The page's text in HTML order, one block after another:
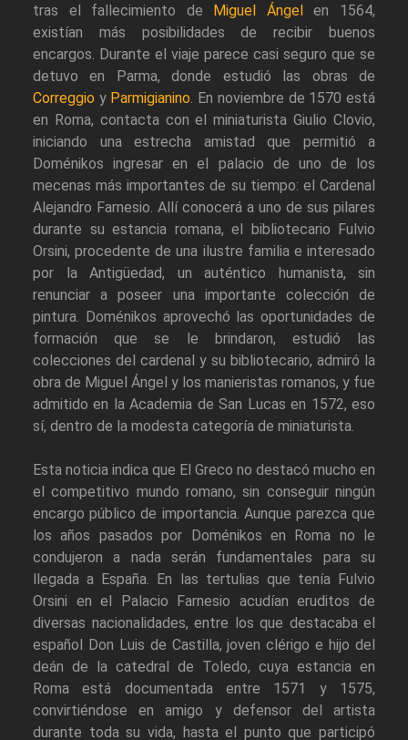
tras el fallecimiento de Miguel Ángelen 1564,
existían más posibilidades de recibir buenos
encargos. Durante el viaje parece casi seguro que se
detuvo en Parma, donde estudió las obras de
Correggio y Parmigianino. En noviembre de 1570 está
en Roma, contacta con el miniaturista Giulio Clovio,
iniciando una estrecha amistad que permitió a
Doménikos ingresar en el palacio de uno de los
mecenas más importantes de su tiempo: el Cardenal
Alejandro Farnesio. Allí conocerá a uno de sus pilares
durante su estancia romana, el bibliotecario Fulvio
Orsini, procedente de una ilustre familia e interesado
por la Antigüedad, un auténtico humanista, sin
renunciar a poseer una importante colección de
pintura. Doménikos aprovechó las oportunidades de
formación que se le brindaron, estudió las
colecciones del cardenal y su bibliotecario, admiró la
obra de Miguel Ángel y los manieristas romanos, y fue
admitido en la Academia de San Lucas en 1572, eso
sí, dentro de la modesta categoría de miniaturista.
Esta noticia indica que El Greco no destacó mucho en
el competitivo mundo romano, sin conseguir ningún
encargo público de importancia. Aunque parezca que
los años pasados por Doménikos en Roma no le
condujeron a nada serán fundamentales para su
llegada a España. En las tertulias que tenía Fulvio
Orsini en el Palacio Farnesio acudían eruditos de
diversas nacionalidades, entre los que destacaba el
español Don Luis de Castilla, joven clérigo e hijo del
deán de la catedral de Toledo, cuya estancia en
Roma está documentada entre 1571 y 1575,
convirtiéndose en amigo y defensor del artista
durante toda su vida, hasta el punto que participó